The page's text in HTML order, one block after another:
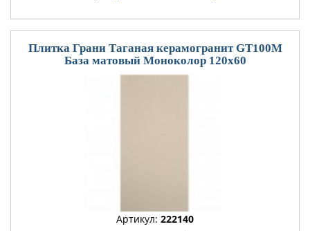
Плитка Грани Таганая керамогранит GT100М
База матовый Моноколор 120x60
Артикул: 222140